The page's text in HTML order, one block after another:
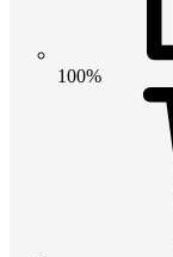
100%